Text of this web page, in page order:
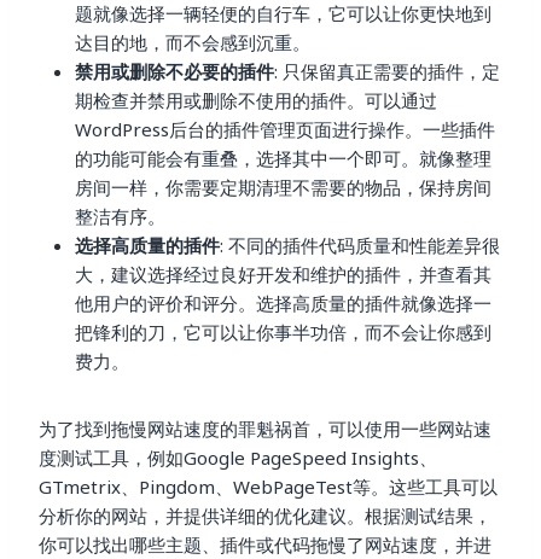
题就像选择一辆轻便的自行车，它可以让你更快地到
达目的地，而不会感到沉重。
禁用或删除不必要的插件: 只保留真正需要的插件，定
期检查并禁用或删除不使用的插件。可以通过
WordPress后台的插件管理页面进行操作。一些插件
的功能可能会有重叠，选择其中一个即可。就像整理
房间一样，你需要定期清理不需要的物品，保持房间
整洁有序。
选择高质量的插件: 不同的插件代码质量和性能差异很
大，建议选择经过良好开发和维护的插件，并查看其
他用户的评价和评分。选择高质量的插件就像选择一
把锋利的刀，它可以让你事半功倍，而不会让你感到
费力。
为了找到拖慢网站速度的罪魁祸首，可以使用一些网站速
度测试工具，例如Google PageSpeed Insights、
GTmetrix、Pingdom、WebPageTest等。这些工具可以
分析你的网站，并提供详细的优化建议。根据测试结果，
你可以找出哪些主题、插件或代码拖慢了网站速度，并进